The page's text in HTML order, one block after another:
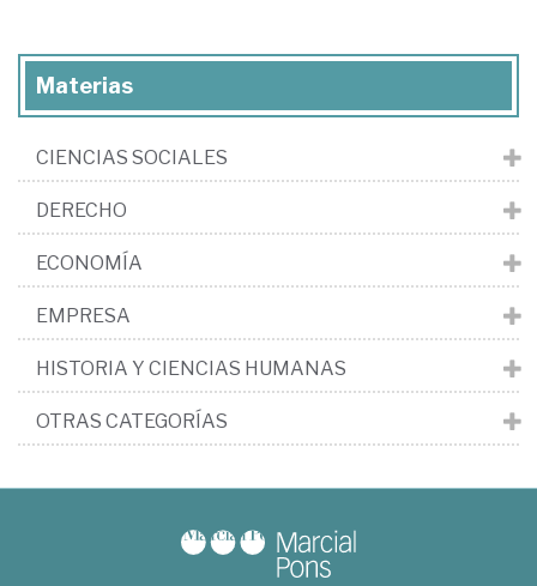
Materias
CIENCIAS SOCIALES
DERECHO
ECONOMÍA
EMPRESA
HISTORIA Y CIENCIAS HUMANAS
OTRAS CATEGORÍAS